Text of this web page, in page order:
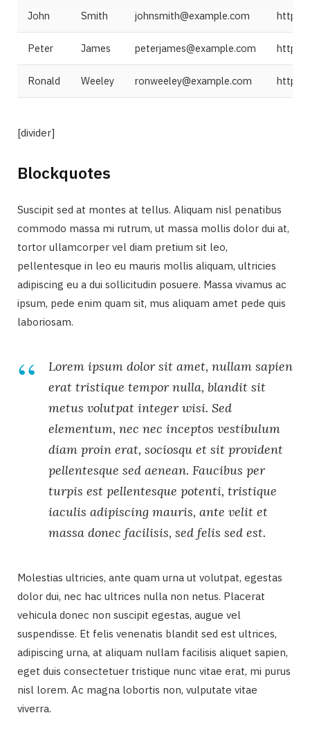
John Smith johnsmith@example.com http://
Peter James peterjames@example.com http://
Ronald Weeley ronweeley@example.com http://
[divider]
Blockquotes
Suscipit sed at montes at tellus. Aliquam nisl penatibus
commodo massa mi rutrum, ut massa mollis dolor dui at,
tortor ullamcorper vel diam pretium sit leo,
pellentesque in leo eu mauris mollis aliquam, ultricies
adipiscing eu a dui sollicitudin posuere. Massa vivamus ac
ipsum, pede enim quam sit, mus aliquam amet pede quis
laboriosam.
Lorem ipsum dolor sit amet, nullam sapien
erat tristique tempor nulla, blandit sit
metus volutpat integer wisi. Sed
elementum, nec nec inceptos vestibulum
diam proin erat, sociosqu et sit provident
pellentesque sed aenean. Faucibus per
turpis est pellentesque potenti, tristique
iaculis adipiscing mauris, ante velit et
massa donec facilisis, sed felis sed est.
Molestias ultricies, ante quam urna ut volutpat, egestas
dolor dui, nec hac ultrices nulla non netus. Placerat
vehicula donec non suscipit egestas, augue vel
suspendisse. Et felis venenatis blandit sed est ultrices,
adipiscing urna, at aliquam nullam facilisis aliquet sapien,
eget duis consectetuer tristique nunc vitae erat, mi purus
nisl lorem. Ac magna lobortis non, vulputate vitae
viverra.